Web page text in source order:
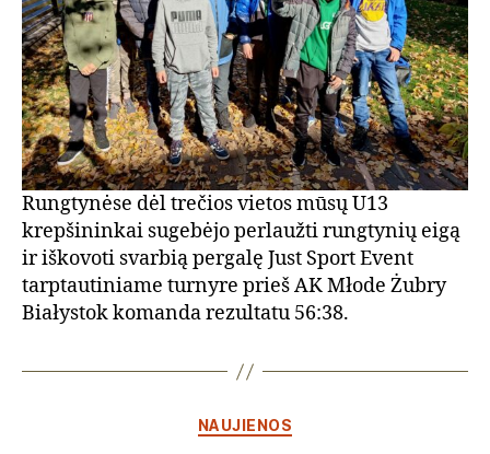
Rungtynėse dėl trečios vietos mūsų U13
krepšininkai sugebėjo perlaužti rungtynių eigą
ir iškovoti svarbią pergalę Just Sport Event
tarptautiniame turnyre prieš AK Młode Żubry
Białystok komanda rezultatu 56:38.
Kategorijos
NAUJIENOS